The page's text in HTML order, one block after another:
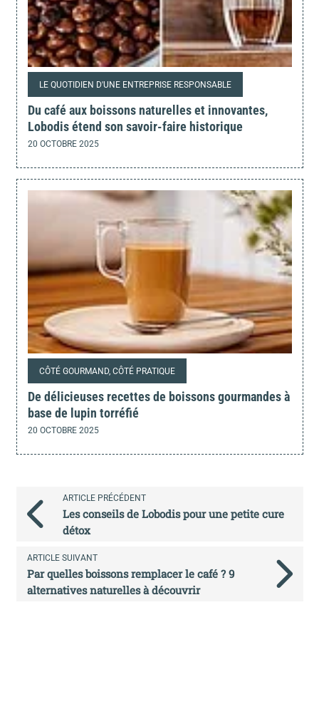
LE QUOTIDIEN D'UNE ENTREPRISE RESPONSABLE
Du café aux boissons naturelles et innovantes,
Lobodis étend son savoir-faire historique
20 OCTOBRE 2025
CÔTÉ GOURMAND, CÔTÉ PRATIQUE
De délicieuses recettes de boissons gourmandes à
base de lupin torréfié
20 OCTOBRE 2025
ARTICLE PRÉCÉDENT
Les conseils de Lobodis pour une petite cure
détox
ARTICLE SUIVANT
Par quelles boissons remplacer le café ? 9
alternatives naturelles à découvrir